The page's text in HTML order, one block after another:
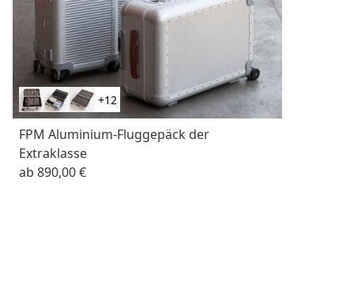
+12
FPM Aluminium-Fluggepäck der
Extraklasse
ab 890,00 €